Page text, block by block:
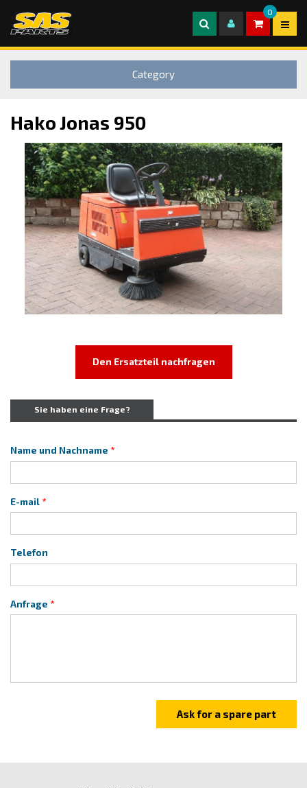
0
Category
Hako Jonas 950
Den Ersatzteil nachfragen
Sie haben eine Frage?
Name und Nachname
E-mail
Telefon
Anfrage